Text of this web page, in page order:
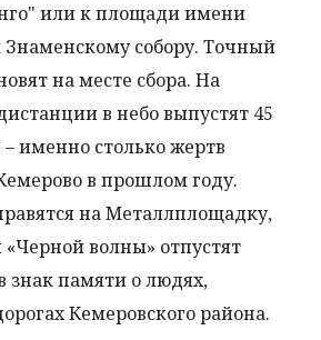
или к площади имени
Знаменскому собору. Точный
на месте сбора. На
в небо выпустят 45
именно столько жертв
в прошлом году.
на Металлплощадку,
волны» отпустят
знак памяти о людях,
Кемеровского района.